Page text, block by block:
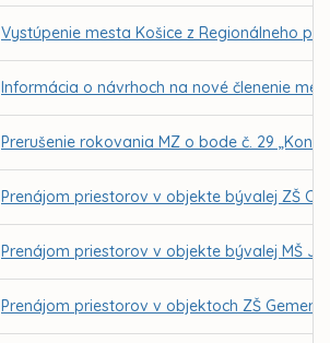
Vystúpenie mesta Košice z Regionálneho
Informácia o návrhoch na nové členenie
Prerušenie rokovania MZ o bode č. 29
Prenájom priestorov v objekte bývalej ZŠ
Prenájom priestorov v objekte bývalej MŠ
Prenájom priestorov v objektoch ZŠ